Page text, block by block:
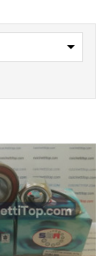
